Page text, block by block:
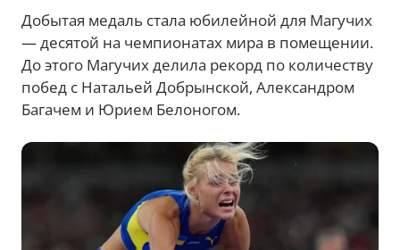
Добытая медаль стала юбилейной для Магучих
— десятой на чемпионатах мира в помещении.
До этого Магучих делила рекорд по количеству
побед с Натальей Добрынской, Александром
Багачем и Юрием Белоногом.